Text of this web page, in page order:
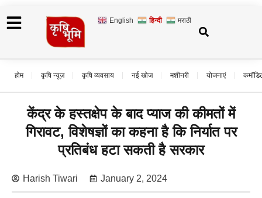
English हिन्दी मराठी
होम कृषि न्यूज़ कृषि व्यवसाय नई खोज मशीनरी योजनाएं
केंद्र के हस्तक्षेप के बाद प्याज की कीमतों में
गिरावट, विशेषज्ञों का कहना है कि निर्यात पर
प्रतिबंध हटा सकती है सरकार
Harish Tiwari January 2, 2024